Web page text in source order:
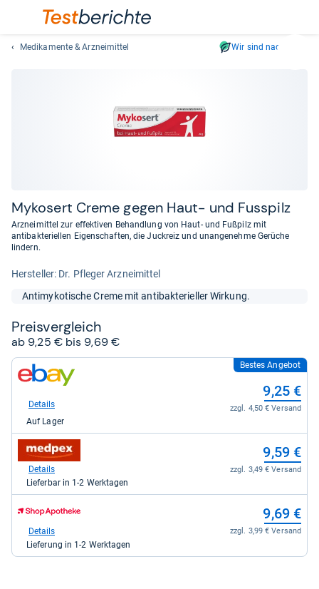
lassen
Medikamente & Arzneimittel Wir sind nachhaltig
Myko­sert Creme gegen Haut-​ und Fuss­pilz
Arzneimittel zur effektiven Behandlung von Haut- und Fußpilz mit
antibakteriellen Eigenschaften, die Juckreiz und unangenehme Gerüche
lindern.
Her­stel­ler: Dr. Pfleger Arzneimittel
Antimykotische Creme mit antibakterieller Wirkung.
Preis­ver­gleich
ab 9,25 € bis 9,69 €
zum
Shop:
eBay
9,25
kaufen.
Bestes Angebot
9,25 €
zzgl. 4,50 € Versand
Details
Auf Lager
zum
Shop:
medpex
kaufen.
9,59 €
zzgl. 3,49 € Versand
Details
Lieferbar in 1-2 Werktagen
zum
Shop:
Shop
9,69 €
zzgl. 3,99 € Versand
Details
Lieferung in 1-2 Werktagen